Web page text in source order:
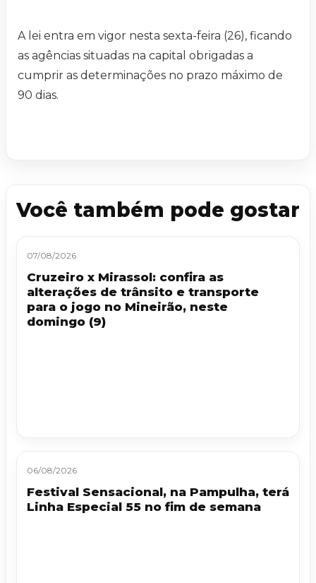
A lei entra em vigor nesta sexta-feira (26), ficando
as agências situadas na capital obrigadas a
cumprir as determinações no prazo máximo de
90 dias.
Você também pode gostar
07/08/2026
Cruzeiro x Mirassol: confira as
alterações de trânsito e transporte
para o jogo no Mineirão, neste
domingo (9)
06/08/2026
Festival Sensacional, na Pampulha, terá
Linha Especial 55 no fim de semana